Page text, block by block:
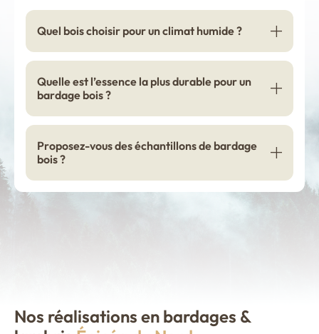
Quel bois choisir pour un climat humide ?
Quelle est l’essence la plus durable pour un
bardage bois ?
Proposez-vous des échantillons de bardage
bois ?
Nos réalisations en bardages &